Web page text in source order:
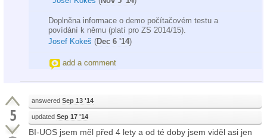
Doplněna informace o demo počítačovém testu a
povídání k němu (platí pro ZS 2014/15).
Josef Kokeš (Dec 6 '14)
add a comment
5
answered Sep 13 '14
updated Sep 17 '14
BI-UOS jsem měl před 4 lety a od té doby jsem viděl asi jen